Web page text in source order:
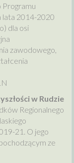
Programu
lata 2014-2020
dla osi
zawodowego,
w Rudzie
Regionalnego
21. O jego
ze